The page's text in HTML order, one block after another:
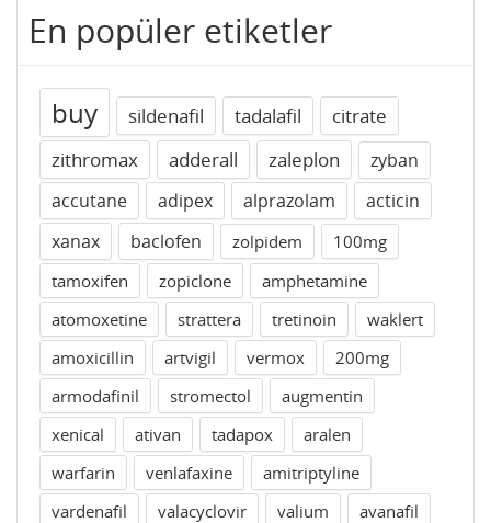
En popüler etiketler
buy sildenafil tadalafil
citrate
zithromax
adderall zaleplon
zyban
accutane
adipex alprazolam
acticin
xanax
baclofen zolpidem
100mg
tamoxifen
zopiclone
amphetamine
atomoxetine
strattera tretinoin
waklert
amoxicillin
artvigil vermox
200mg
armodafinil
stromectol
augmentin
xenical
ativan tadapox
aralen
warfarin
venlafaxine
amitriptyline
vardenafil
valacyclovir valium
avanafil